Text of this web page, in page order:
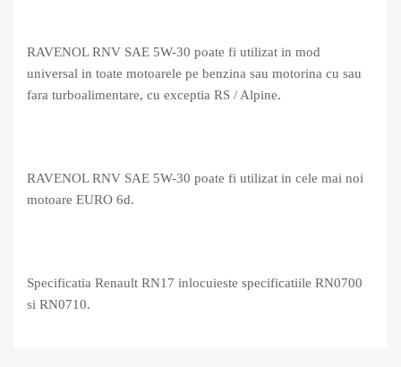
RAVENOL RNV SAE 5W-30 poate fi utilizat in mod
universal in toate motoarele pe benzina sau motorina cu sau
fara turboalimentare, cu exceptia RS / Alpine.
RAVENOL RNV SAE 5W-30 poate fi utilizat in cele mai noi
motoare EURO 6d.
Specificatia Renault RN17 inlocuieste specificatiile RN0700
si RN0710.